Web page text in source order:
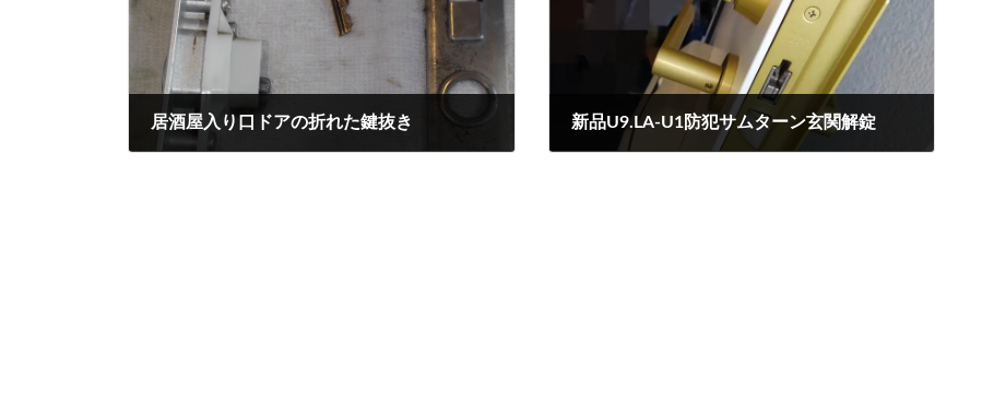
居酒屋入り口ドアの折れた鍵抜き 新品U9.LA-U1防犯サムターン玄関解錠